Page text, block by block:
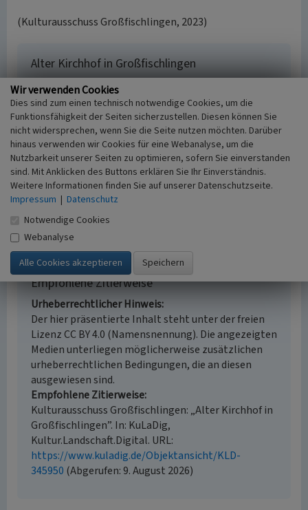
(Kulturausschuss Großfischlingen, 2023)
Alter Kirchhof in Großfischlingen
Schlagwörter
Kirchhof
Ort
Großfischlingen
Fachsicht(en)
Landeskunde
Erfassungsmaßstab
i.d.R. 1:5.000 (größer als 1:20.000)
Erfassungsmethode
Literaturauswertung, Vor Ort Dokumentation
Empfohlene Zitierweise
Urheberrechtlicher Hinweis
Der hier präsentierte Inhalt steht unter der freien
Lizenz CC BY 4.0 (Namensnennung). Die angezeigten
Medien unterliegen möglicherweise zusätzlichen
urheberrechtlichen Bedingungen, die an diesen
ausgewiesen sind.
Empfohlene Zitierweise
Kulturausschuss Großfischlingen: „Alter Kirchhof in
Großfischlingen”. In: KuLaDig,
Kultur.Landschaft.Digital. URL:
https://www.kuladig.de/Objektansicht/KLD-
345950 (Abgerufen: 9. August 2026)
Wir verwenden Cookies
Dies sind zum einen technisch notwendige Cookies, um die
Funktionsfähigkeit der Seiten sicherzustellen. Diesen können Sie
nicht widersprechen, wenn Sie die Seite nutzen möchten. Darüber
hinaus verwenden wir Cookies für eine Webanalyse, um die
Nutzbarkeit unserer Seiten zu optimieren, sofern Sie einverstanden
sind. Mit Anklicken des Buttons erklären Sie Ihr Einverständnis.
Weitere Informationen finden Sie auf unserer Datenschutzseite.
Impressum | Datenschutz
Notwendige Cookies
Webanalyse